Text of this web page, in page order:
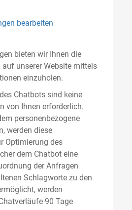
bearbeiten
bieten wir Ihnen die
unserer Website mittels
einzuholen.
Chatbots sind keine
von Ihnen erforderlich.
personenbezogene
werden diese
Optimierung des
dem Chatbot eine
der Anfragen
Schlagworte zu den
werden
90 Tage